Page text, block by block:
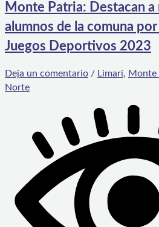
Monte Patria: Destacan a
alumnos de la comuna
Juegos Deportivos 2023
Deja un comentario / Limarí, Monte
Norte